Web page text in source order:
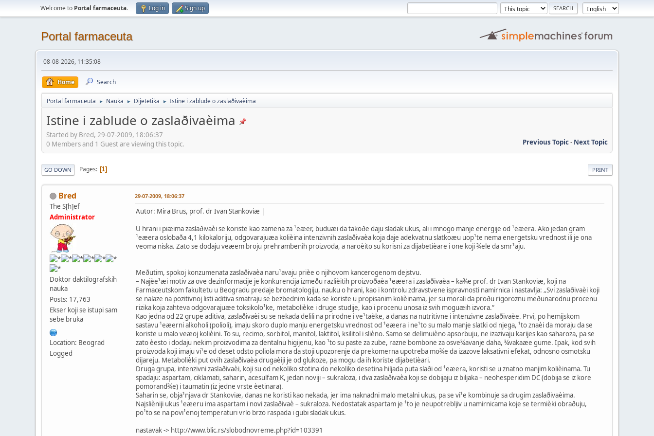
Welcome to Portal farmaceuta. Log in Sign up
Portal farmaceuta
08-08-2026, 11:35:08
Home Search
Portal farmaceuta ► Nauka ► Dijetetika ► Istine i zablude o zaslaðivaèima
Istine i zablude o zaslaðivaèima
Started by Bred, 29-07-2009, 18:06:37
Previous Topic- Next Topic
0 Members and 1 Guest are viewing this topic.
PRINT
GO DOWN Pages 1
Bred
The S[h]ef
Administrator
Doktor daktilografskih
nauka
Posts: 17,763
Ekser koji se istupi sam
sebe bruka
Location: Beograd
Logged
29-07-2009, 18:06:37
Autor: Mira Brus, prof. dr Ivan Stankoviæ |
U hrani i piæima zaslaðivaèi se koriste kao zamena za ¹eæer, budu­­­æi da takoðe daju sladak ukus, ali i mnogo manje energije od ¹eæera. Ako jedan gram
¹eæera oslobaða 4,1 kilokaloriju, odgovarajuæa kolièina intenzivnih zaslaðivaèa koja daje adekvatnu slatkoæu uop¹te nema energetsku vrednost ili je ona
veoma niska. Zato se dodaju veæem broju prehrambenih proizvoda, a naroèito su korisni za dijabetièare i one koji ¾ele da smr¹aju.
Meðutim, spokoj konzumenata zaslaðivaèa naru¹avaju prièe o njihovom kancerogenom dejstvu.
– Najèe¹æi motiv za ove dezinformacije je konkurencija izmeðu razlièitih proizvoðaèa ¹eæera i zaslaðivaèa – ka¾e prof. dr Ivan Stankoviæ, koji na
Farmaceutskom fakultetu u Beogradu predaje bromatologiju, nauku o hrani, kao i kontrolu zdravstvene ispravnosti namirnica i nastavlja: „Svi zaslaðivaèi koji
se nalaze na pozitivnoj listi aditiva smatraju se bezbednim kada se koriste u propisanim kolièinama, jer su morali da proðu rigoroznu meðunarodnu procenu
rizika koja zahteva odgovarajuæe toksikolo¹ke, metabolièke i druge studije, kao i procenu unosa iz svih moguæih izvora.“
Kao jedna od 22 grupe aditiva, zaslaðivaèi su se nekada delili na prirodne i ve¹taèke, a danas na nutritivne i intenzivne zaslaðivaèe. Prvi, po hemijskom
sastavu ¹eæerni alkoholi (polioli), imaju skoro duplo manju energetsku vrednost od ¹eæera i ne¹to su malo manje slatki od njega, ¹to znaèi da moraju da se
koriste u malo veæoj kolièini. To su, recimo, sorbitol, manitol, laktitol, ksilitol i slièno. Samo se delimuièno apsorbuju, ne izazivaju karijes kao saharoza, pa se
zato èesto i dodaju nekim proizvodima za dentalnu higijenu, kao ¹to su paste za zube, razne bombone za osve¾avanje daha, ¾vakaæe gume. Ipak, kod svih
proizvoda koji imaju vi¹e od deset odsto poliola mora da stoji upozorenje da prekomerna upotreba mo¾e da izazove laksativni efekat, odnosno osmotsku
dijareju. Metabolièki put ovih zaslaðivaèa drugaèiji je od glukoze, pa mogu da ih koriste dijabetièari.
Druga grupa, intenzivni zaslaðivaèi, koji su od nekoliko stotina do nekoliko desetina hiljada puta slaði od ¹eæera, koristi se u znatno manjim kolièinama. Tu
spadaju: aspartam, ciklamati, saharin, acesulfam K, jedan noviji – sukraloza, i dva zaslaðivaèa koji se dobijaju iz biljaka – neohesperidim DC (dobija se iz kore
pomorand¾e) i taumatin (iz jedne vrste èetinara).
Saharin se, obja¹njava dr Stankoviæ, danas ne koristi kao nekada, jer ima naknadni malo metalni ukus, pa se vi¹e kombinuje sa drugim zaslaðivaèima.
Najslièniji ukus ¹eæeru ima aspartam i novi zaslaðivaè – sukraloza. Nedostatak aspartam je ¹to je neupotrebljiv u namirnicama koje se termièki obraðuju,
po¹to se na povi¹enoj temperaturi vrlo brzo raspada i gubi sladak ukus.
nastavak -> http://www.blic.rs/slobodnovreme.php?id=103391